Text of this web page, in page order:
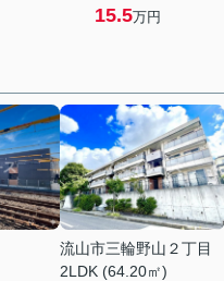
15.5万円
流山市三輪野山２丁目
2LDK (64.20㎡)